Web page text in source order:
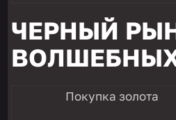
ЧЕРНЫЙ
Покупка золота